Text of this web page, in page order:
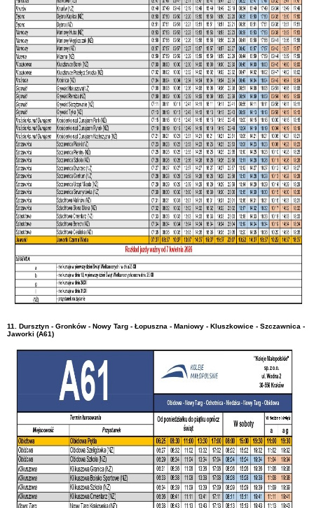
11. Dursztyn - Gronków - Nowy Targ - Łopuszna - Maniowy - Kluszkowice - Szczawnica -
Jaworki (A61)